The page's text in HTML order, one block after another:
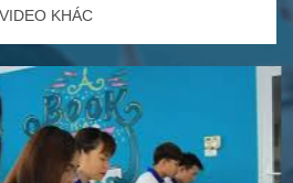
VIDEO KHÁC